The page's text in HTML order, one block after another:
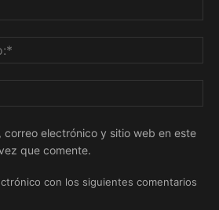
correo electrónico y sitio web en este
que comente.
con los siguientes comentarios